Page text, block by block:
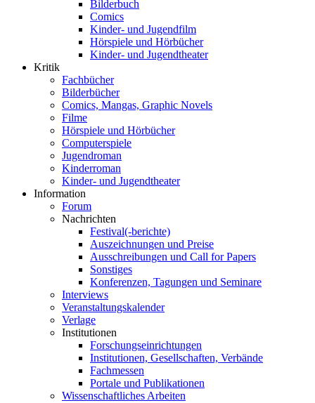
Bilderbuch
Comics
Kinder- und Jugendfilm
Hörspiele und Hörbücher
Kinder- und Jugendtheater
Kritik
Fachbücher
Bilderbücher
Comics, Mangas, Graphic Novels
Filme
Hörspiele und Hörbücher
Computerspiele
Jugendroman
Kinderroman
Kinder- und Jugendtheater
Information
Forum
Nachrichten
Festival(-berichte)
Auszeichnungen und Preise
Ausschreibungen und Call for Papers
Sonstiges
Konferenzen, Tagungen und Seminare
Interviews
Veranstaltungskalender
Verlage
Institutionen
Forschungseinrichtungen
Institutionen, Gesellschaften, Verbände
Fachmessen
Portale und Publikationen
Wissenschaftliches Arbeiten